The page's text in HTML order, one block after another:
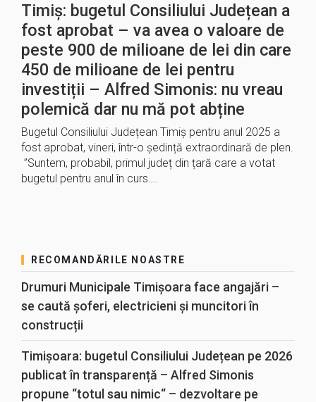
Timiș: bugetul Consiliului Județean a
fost aprobat – va avea o valoare de
peste 900 de milioane de lei din care
450 de milioane de lei pentru
investiții – Alfred Simonis: nu vreau
polemică dar nu mă pot abține
Bugetul Consiliului Județean Timiș pentru anul 2025 a
fost aprobat, vineri, într-o ședință extraordinară de plen.
”Suntem, probabil, primul județ din țară care a votat
bugetul pentru anul în curs….
RECOMANDĂRILE NOASTRE
Drumuri Municipale Timișoara face angajări –
se caută șoferi, electricieni și muncitori în
construcții
Timișoara: bugetul Consiliului Județean pe 2026
publicat în transparență – Alfred Simonis
propune “totul sau nimic“ – dezvoltare pe